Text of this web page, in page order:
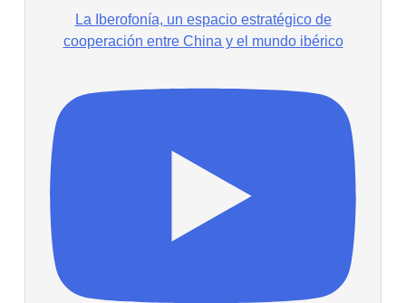
La Iberofonía, un espacio estratégico de
cooperación entre China y el mundo ibérico